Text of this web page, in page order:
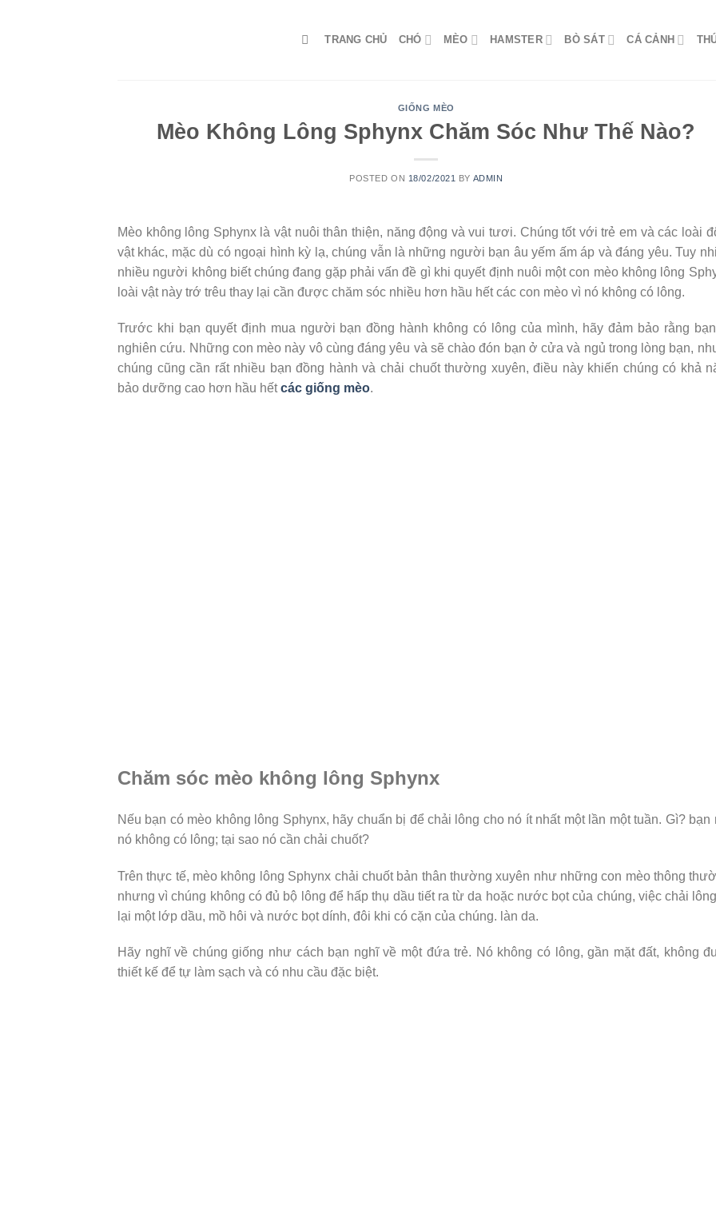
TRANG CHỦ CHÓ MÈO HAMSTER BÒ SÁT CÁ CẢNH
GIỐNG MÈO
Mèo Không Lông Sphynx Chăm Sóc Như Thế Nào?
POSTED ON 18/02/2021 BY ADMIN
Mèo không lông Sphynx là vật nuôi thân thiện, năng động và vui tươi. Chúng tốt với trẻ em và các loài
vật khác, mặc dù có ngoại hình kỳ lạ, chúng vẫn là những người bạn âu yếm ấm áp và đáng yêu. Tuy
nhiều người không biết chúng đang gặp phải vấn đề gì khi quyết định nuôi một con mèo không lông
loài vật này trớ trêu thay lại cần được chăm sóc nhiều hơn hầu hết các con mèo vì nó không có lông.
Trước khi bạn quyết định mua người bạn đồng hành không có lông của mình, hãy đảm bảo rằng
nghiên cứu. Những con mèo này vô cùng đáng yêu và sẽ chào đón bạn ở cửa và ngủ trong lòng bạn,
chúng cũng cần rất nhiều bạn đồng hành và chải chuốt thường xuyên, điều này khiến chúng có khả
bảo dưỡng cao hơn hầu hếtcác giống mèo.
Chăm sóc mèo không lông Sphynx
Nếu bạn có mèo không lông Sphynx, hãy chuẩn bị để chải lông cho nó ít nhất một lần một tuần. Gì? bạn
nó không có lông; tại sao nó cần chải chuốt?
Trên thực tế, mèo không lông Sphynx chải chuốt bản thân thường xuyên như những con mèo thông
nhưng vì chúng không có đủ bộ lông để hấp thụ dầu tiết ra từ da hoặc nước bọt của chúng, việc chải
lại một lớp dầu, mồ hôi và nước bọt dính, đôi khi có cặn của chúng. làn da.
Hãy nghĩ về chúng giống như cách bạn nghĩ về một đứa trẻ. Nó không có lông, gần mặt đất, không
thiết kế để tự làm sạch và có nhu cầu đặc biệt.